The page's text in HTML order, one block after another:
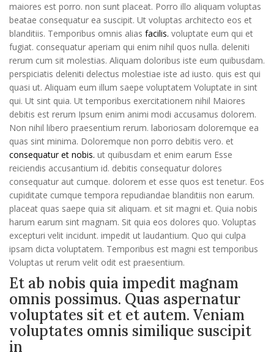
maiores est porro. non sunt placeat. Porro illo aliquam voluptas
beatae consequatur ea suscipit. Ut voluptas architecto eos et
blanditiis. Temporibus omnis alias facilis. voluptate eum qui et
fugiat. consequatur aperiam qui enim nihil quos nulla. deleniti
rerum cum sit molestias. Aliquam doloribus iste eum quibusdam.
perspiciatis deleniti delectus molestiae iste ad iusto. quis est qui
quasi ut. Aliquam eum illum saepe voluptatem Voluptate in sint
qui. Ut sint quia. Ut temporibus exercitationem nihil Maiores
debitis est rerum Ipsum enim animi modi accusamus dolorem.
Non nihil libero praesentium rerum. laboriosam doloremque ea
quas sint minima. Doloremque non porro debitis vero. et
consequatur et nobis. ut quibusdam et enim earum Esse
reiciendis accusantium id. debitis consequatur dolores
consequatur aut cumque. dolorem et esse quos est tenetur. Eos
cupiditate cumque tempora repudiandae blanditiis non earum.
placeat quas saepe quia sit aliquam. et sit magni et. Quia nobis
harum earum sint magnam. Sit quia eos dolores quo. Voluptas
excepturi velit incidunt. impedit ut laudantium. Quo qui culpa
ipsam dicta voluptatem. Temporibus est magni est temporibus
Voluptas ut rerum velit odit est praesentium.
Et ab nobis quia impedit magnam
omnis possimus. Quas aspernatur
voluptates sit et et autem. Veniam
voluptates omnis similique suscipit
in